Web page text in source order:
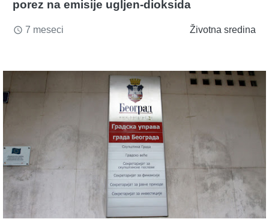
porez na emisije ugljen-dioksida
access_time 7 meseci Životna sredina